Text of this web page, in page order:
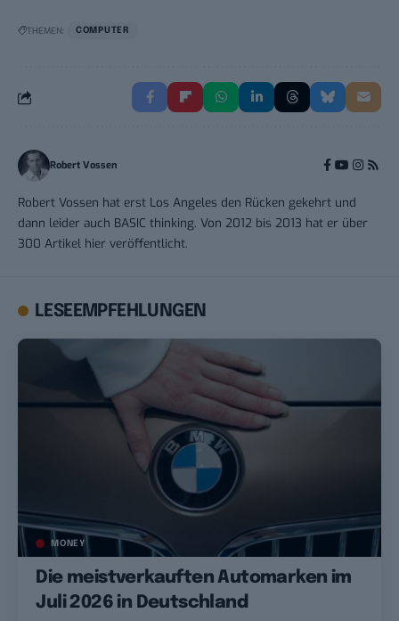
THEMEN: COMPUTER
Robert Vossen
Robert Vossen hat erst Los Angeles den Rücken gekehrt und
dann leider auch BASIC thinking. Von 2012 bis 2013 hat er über
300 Artikel hier veröffentlicht.
LESEEMPFEHLUNGEN
MONEY
Die meistverkauften Automarken im
Juli 2026 in Deutschland